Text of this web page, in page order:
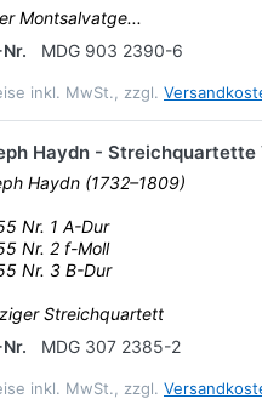
Montsalvatge...
MDG 903 2390-6
inkl. MwSt., zzgl.
Haydn - Streichquartette
Haydn (1732–1809)
Nr. 1 A-Dur
Nr. 2 f-Moll
Nr. 3 B-Dur
Streichquartett
MDG 307 2385-2
inkl. MwSt., zzgl.